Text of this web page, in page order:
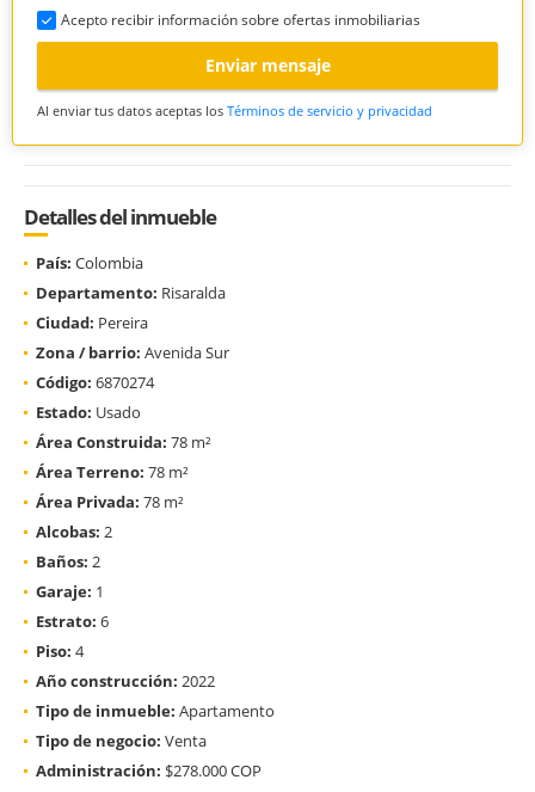
Acepto recibir información sobre ofertas inmobiliarias
Enviar mensaje
Al enviar tus datos aceptas los Términos de servicio y privacidad
Detalles del inmueble
País: Colombia
Departamento: Risaralda
Ciudad: Pereira
Zona / barrio: Avenida Sur
Código: 6870274
Estado: Usado
Área Construida: 78 m²
Área Terreno: 78 m²
Área Privada: 78 m²
Alcobas: 2
Baños: 2
Garaje: 1
Estrato: 6
Piso: 4
Año construcción: 2022
Tipo de inmueble: Apartamento
Tipo de negocio: Venta
Administración: $278.000 COP